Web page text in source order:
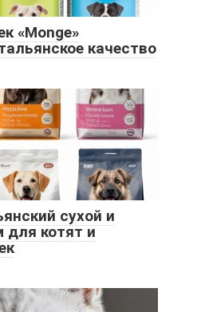
«Monge»
качество
сухой и
котят и